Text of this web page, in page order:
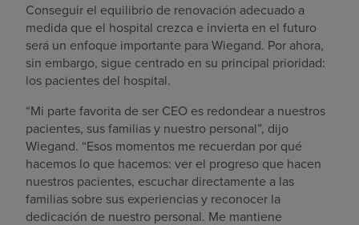
Conseguir el equilibrio de renovación adecuado a
medida que el hospital crezca e invierta en el futuro
será un enfoque importante para Wiegand. Por ahora,
sin embargo, sigue centrado en su principal prioridad:
los pacientes del hospital.
“Mi parte favorita de ser CEO es redondear a nuestros
pacientes, sus familias y nuestro personal”, dijo
Wiegand. “Esos momentos me recuerdan por qué
hacemos lo que hacemos: ver el progreso que hacen
nuestros pacientes, escuchar directamente a las
familias sobre sus experiencias y reconocer la
dedicación de nuestro personal. Me mantiene